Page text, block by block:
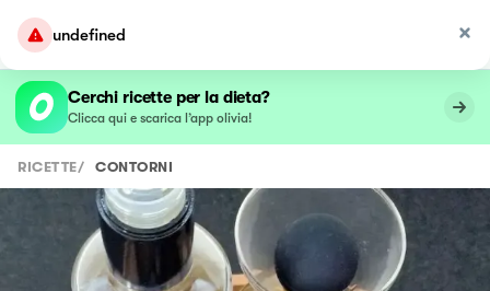
undefined
Cerchi ricette per la dieta?
Clicca qui e scarica l’app olivia!
RICETTE/ CONTORNI